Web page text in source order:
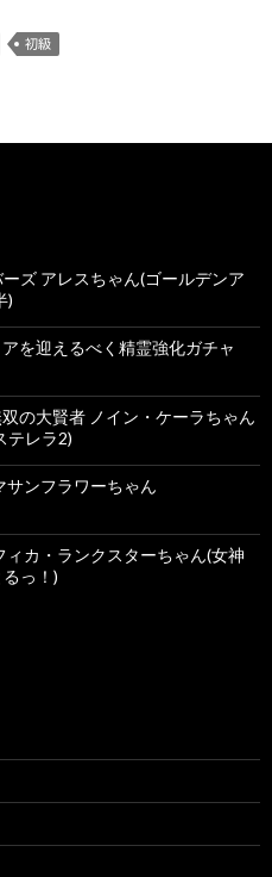
初級
ズ アレスちゃん(ゴールデンア
)
を迎えるべく精霊強化ガチャ
の大賢者 ノイン・ケーラちゃん
テレラ2)
サンフラワーちゃん
ィカ・ランクスターちゃん(女神
っ！)